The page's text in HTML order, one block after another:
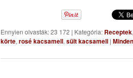
Ennyien olvasták: 23 172 | Kategória: Receptek,
körte, rosé kacsamell, sült kacsamell |